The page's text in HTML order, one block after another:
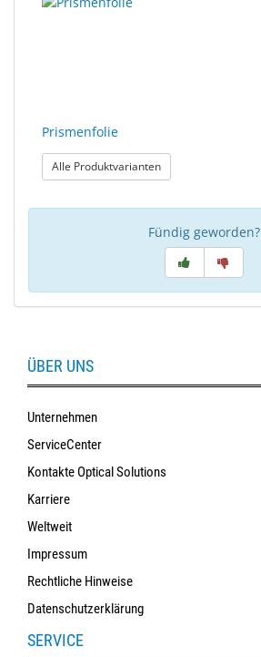
Prismenfolie
Alle Produktvarianten: Prismenfolie
Fündig geworden?
ÜBER UNS
Unternehmen
ServiceCenter
Kontakte Optical Solutions
Karriere
Weltweit
Impressum
Rechtliche Hinweise
Datenschutzerklärung
SERVICE